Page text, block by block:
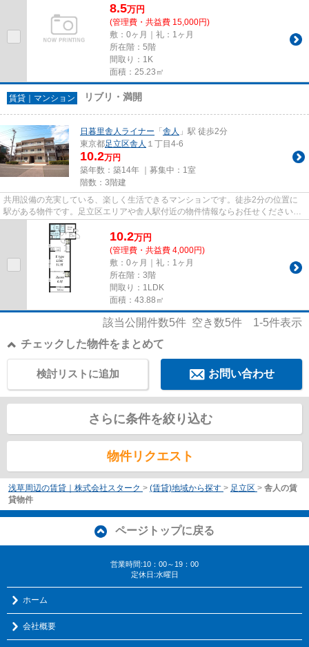
8.5万円
(管理費・共益費 15,000円)
敷：0ヶ月｜礼：1ヶ月
所在階：5階
間取り：1K
面積：25.23㎡
賃貸｜マンション リブリ・満開
日暮里舎人ライナー 「 舎人 」駅 徒歩2分
東京都足立区舎人 １丁目4-6
10.2万円
築年数：築14年 ｜募集中： 1室
階数：3階建
共用設備の充実している、楽しく生活できるマンションです。徒歩2分の位置に
駅がある物件です。足立区エリアや舎人駅付近の物件情報ならお任せください。
あなたのお部屋探しを全力でサ...
10.2万円
(管理費・共益費 4,000円)
敷：0ヶ月｜礼：1ヶ月
所在階：3階
間取り：1LDK
面積：43.88㎡
該当公開件数5件 空き数5件 1-5件表示
チェックした物件をまとめて
お問い合わせ
検討リストに追加
さらに条件を絞り込む
物件リクエスト
浅草周辺の賃貸｜株式会社スターク > (賃貸)地域から探す > 足立区 > 舎人の賃
貸物件
ページトップに戻る
営業時間:10：00～19：00
定休日:水曜日
ホーム
会社概要